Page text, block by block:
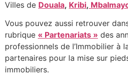
Villes de Douala, Kribi,
Vous pouvez aussi retrouver
rubrique « Partenariats » des
professionnels de l’Immobilier à
partenaires pour la mise sur
immobiliers.